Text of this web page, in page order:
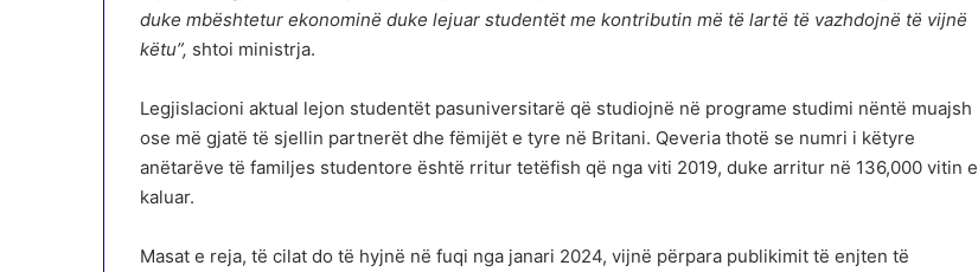
duke mbështetur ekonominë duke lejuar studentët me kontributin më të lartë të vazhdojnë të vijnë
këtu”, shtoi ministrja.
Legjislacioni aktual lejon studentët pasuniversitarë që studiojnë në programe studimi nëntë muajsh
ose më gjatë të sjellin partnerët dhe fëmijët e tyre në Britani. Qeveria thotë se numri i këtyre
anëtarëve të familjes studentore është rritur tetëfish që nga viti 2019, duke arritur në 136,000 vitin e
kaluar.
Masat e reja, të cilat do të hyjnë në fuqi nga janari 2024, vijnë përpara publikimit të enjten të